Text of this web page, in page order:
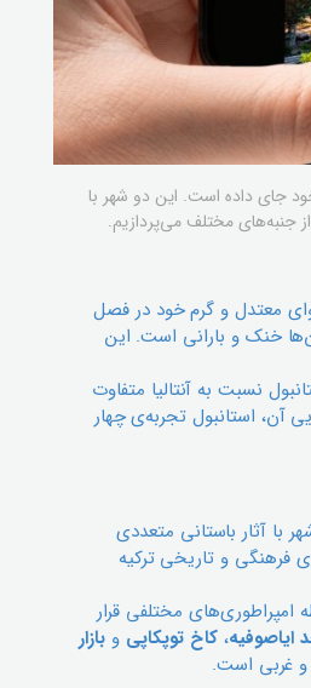
جای داده است. این دو شهر با
جنبه‌های مختلف می‌پردازیم.
معتدل و گرم خود در فصل
خنک و بارانی است. این
نسبت به آنتالیا متفاوت
آن، استانبول تجربه‌ی چهار
با آثار باستانی متعددی
فرهنگی و تاریخی ترکیه
مختلفی قرار
ایاصوفیه، کاخ توپکاپی وبازار
و غربی است.